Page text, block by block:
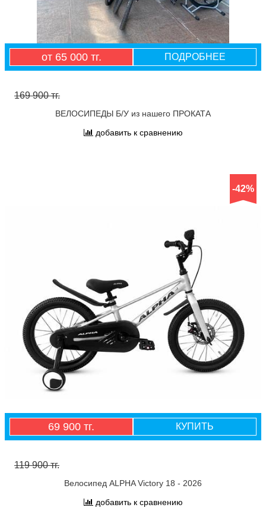
от 65 000 тг. ПОДРОБНЕЕ
169 900 тг.
ВЕЛОСИПЕДЫ Б/У из нашего ПРОКАТА
добавить к сравнению
-42%
69 900 тг. КУПИТЬ
119 900 тг.
Велосипед ALPHA Victory 18 - 2026
добавить к сравнению